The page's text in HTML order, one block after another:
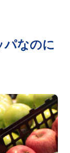
なのに